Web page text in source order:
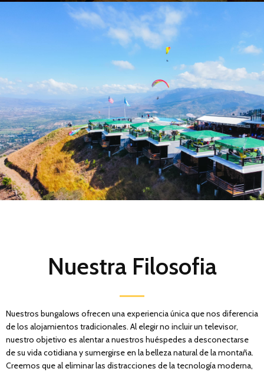
Nuestra Filosofia
Nuestros bungalows ofrecen una experiencia única que nos diferencia
de los alojamientos tradicionales. Al elegir no incluir un televisor,
nuestro objetivo es alentar a nuestros huéspedes a desconectarse
de su vida cotidiana y sumergirse en la belleza natural de la montaña.
Creemos que al eliminar las distracciones de la tecnología moderna,